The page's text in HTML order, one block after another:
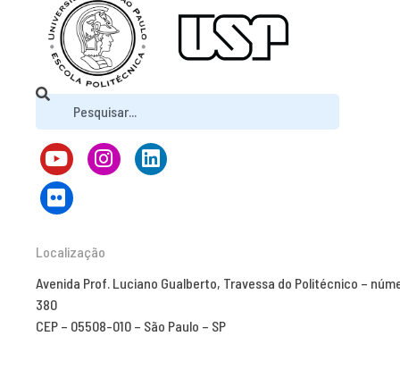
Localização
Avenida Prof. Luciano Gualberto, Travessa do Politécnico –
380
CEP – 05508-010 – São Paulo – SP